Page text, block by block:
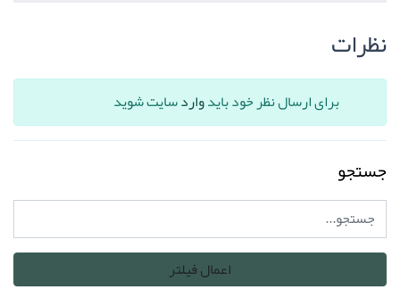
نظرات
برای ارسال نظر خود بایدواردسایت شوید
جستجو